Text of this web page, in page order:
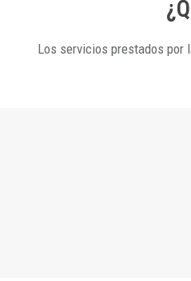
Los servicios prestados por